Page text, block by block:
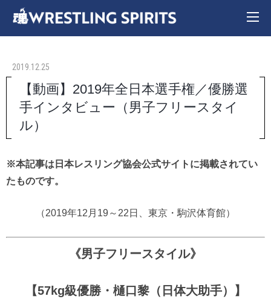
2019.12.25
【動画】2019年全日本選手権／優勝選
手インタビュー（男子フリースタイ
ル）
※本記事は日本レスリング協会公式サイトに掲載されてい
たものです。
（2019年12月19～22日、東京・駒沢体育館）
《男子フリースタイル》
【57kg級優勝・樋口黎（日体大助手）】